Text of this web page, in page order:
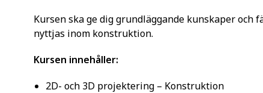
Kursen ska ge dig grundläggande kunskaper
nyttjas inom konstruktion.
Kursen innehåller:
2D- och 3D projektering – Konstruktion